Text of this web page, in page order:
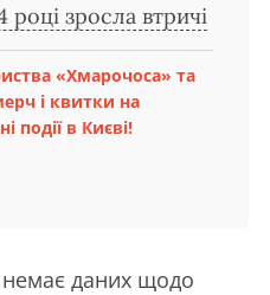
зросла втричі
«Хмарочоса» та
і квитки на
події в Києві!
немає даних щодо